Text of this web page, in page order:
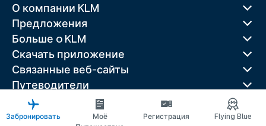
О компании KLM
Предложения
Больше o KLM
Скачать приложение
Связанные веб-сайты
Путеводители
Лучшие направления
Популярные страны
Забронировать
Моё
Регистрация Flying Blue